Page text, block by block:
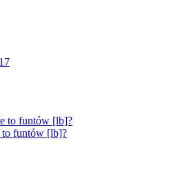
to funtów [lb]?
funtów [lb]?